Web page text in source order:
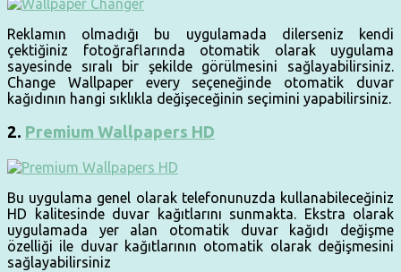
Reklamın olmadığı bu uygulamada dilerseniz kendi
çektiğiniz fotoğraflarında otomatik olarak uygulama
sayesinde sıralı bir şekilde görülmesini sağlayabilirsiniz.
Change Wallpaper every seçeneğinde otomatik duvar
kağıdının hangi sıklıkla değişeceğinin seçimini yapabilirsiniz.
2. Premium Wallpapers HD
Bu uygulama genel olarak telefonunuzda kullanabileceğiniz
HD kalitesinde duvar kağıtlarını sunmakta. Ekstra olarak
uygulamada yer alan otomatik duvar kağıdı değişme
özelliği ile duvar kağıtlarının otomatik olarak değişmesini
sağlayabilirsiniz